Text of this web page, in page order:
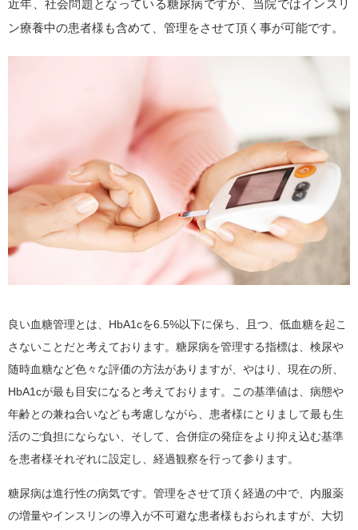
近年、社会問題となっている糖尿病ですが、当院ではインスリ
ン療養中の患者様も含めて、管理をさせて頂く事が可能です。
良い血糖管理とは、HbA1cを6.5%以下に保ち、且つ、低血糖を起こ
さないことだと考えております。糖尿病を管理する指標は、検尿や
随時血糖など色々な評価の方法がありますが、やはり、現在の所、
HbA1cが最も目安になると考えております。この基準値は、病態や
年齢との兼ね合いなども考慮しながら、患者様にとりまして最も生
活のご負担にならない、そして、合併症の発症をより抑え込む基準
を患者様それぞれに設定し、経過観察を行って参ります。
糖尿病は進行性の病気です。管理をさせて頂く経過の中で、内服薬
の増量やインスリンの導入が不可避な患者様もおられますが、大切